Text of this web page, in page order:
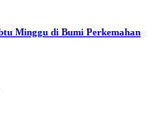
Minggu di Bumi Perkemahan